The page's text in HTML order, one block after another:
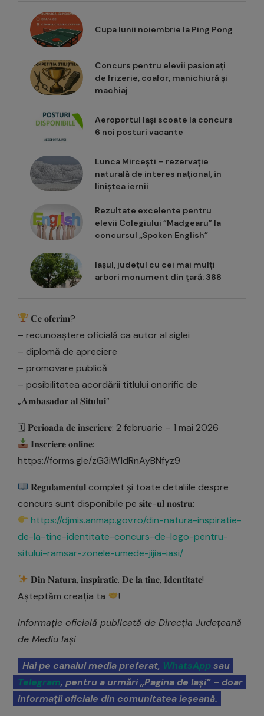
Cupa lunii noiembrie la Ping Pong
Concurs pentru elevii pasionați
de frizerie, coafor, manichiură și
machiaj
Aeroportul Iași scoate la concurs
6 noi posturi vacante
Lunca Mircești – rezervație
naturală de interes național, în
liniștea iernii
Rezultate excelente pentru
elevii Colegiului “Madgearu” la
concursul „Spoken English”
Iașul, județul cu cei mai mulți
arbori monument din țară: 388
𝐂𝐞 𝐨𝐟𝐞𝐫𝐢𝐦?
– recunoaștere oficială ca autor al siglei
– diplomă de apreciere
– promovare publică
– posibilitatea acordării titlului onorific de
„𝐀𝐦𝐛𝐚𝐬𝐚𝐝𝐨𝐫 𝐚𝐥 𝐒𝐢𝐭𝐮𝐥𝐮𝐢”
🗓 𝐏𝐞𝐫𝐢𝐨𝐚𝐝𝐚 𝐝𝐞 𝐢𝐧𝐬𝐜𝐫𝐢𝐞𝐫𝐞: 2 februarie – 1 mai 2026
𝐈𝐧𝐬𝐜𝐫𝐢𝐞𝐫𝐞 𝐨𝐧𝐥𝐢𝐧𝐞:
https://forms.gle/zG3iW1dRnAyBNfyz9
𝐑𝐞𝐠𝐮𝐥𝐚𝐦𝐞𝐧𝐭𝐮𝐥 complet și toate detaliile despre
concurs sunt disponibile pe 𝐬𝐢𝐭𝐞-𝐮𝐥 𝐧𝐨𝐬𝐭𝐫𝐮:
https://djmis.anmap.gov.ro/din-natura-inspiratie-
de-la-tine-identitate-concurs-de-logo-pentru-
sitului-ramsar-zonele-umede-jijia-iasi/
𝐃𝐢𝐧 𝐍𝐚𝐭𝐮𝐫𝐚, 𝐢𝐧𝐬𝐩𝐢𝐫𝐚𝐭𝐢𝐞. 𝐃𝐞 𝐥𝐚 𝐭𝐢𝐧𝐞, 𝐈𝐝𝐞𝐧𝐭𝐢𝐭𝐚𝐭𝐞!
Așteptăm creația ta
!
Informație oficială publicată de Direcția Județeană
de Mediu Iași
Hai pe canalul media preferat, WhatsAppsau
Telegram, pentru a urmări „Pagina de Iași” – doar
informații oficiale din comunitatea ieșeană.